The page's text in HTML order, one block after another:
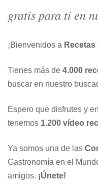
gratis para ti en
¡Bienvenidos a
Tienes más de 4.000
buscar en nuestro
Espero que disfrutes y
tenemos 1.200 vídeo
Ya somos una de las
Gastronomía en el
amigos. ¡Únete!